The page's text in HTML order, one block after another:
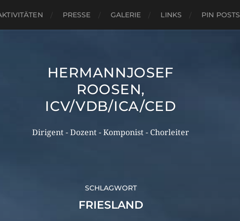
PRESSE GALERIE LINKS PIN POSTS
HERMANNJOSEF
ROOSEN,
ICV/VDB/ICA/CED
Dirigent - Dozent - Komponist - Chorleiter
SCHLAGWORT
FRIESLAND